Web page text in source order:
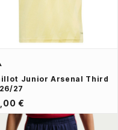
Junior Arsenal Third
27
€